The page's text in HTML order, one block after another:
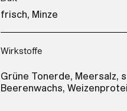
frisch, Minze
Wirkstoffe
Grüne Tonerde, Meersalz,
Beerenwachs,